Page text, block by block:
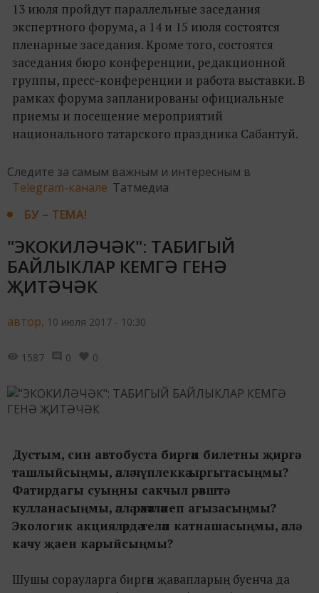
13 июля пройдут параллельные заседания
экспертного форума, а 14 и 15 июля состоятся
пленарные заседания. Кроме того, состоятся
заседания бюро конференции, редакционной
группы, пресс-конференции и работа выставки. В
рамках форума запланированы официальные
приемы и посещение мероприятий
национального татарского праздника Сабантуй.
Следите за самым важным и интересным в
Telegram-канале Татмедиа
БУ – ТЕМА!
"ЭКОКИЛӘЧӘК": ТАБИГЫЙ
БАЙЛЫКЛАР КЕМГӘ ГЕНӘ
ҖИТӘЧӘК
автор, 10 июля 2017 - 10:30
1587 0 0
Дустым, син автобуста биргән билетны җиргә
ташлыйсыңмы, әллә чүплеккә ыргытасыңмы?
Фатирдагы суыңны сакчыл рәвштә
кулланасыңмы, әллә рәхәтләнеп агызасыңмы?
Экологик акцияләрдә теләп катнашасыңмы, әллә
качу җаен карыйсыңмы?
Шушы сорауларга биргән җавапларың буенча да